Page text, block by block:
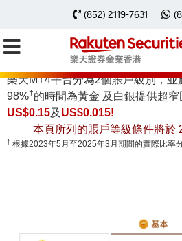
(852) 2119-7631
樂天MT4平台分為2個賬戶級別，
98%†的時間為黃金 及白銀提供超
US$0.15及 US$0.015!
本頁所列的賬戶等級條件將於
† 根據2023年5月至2025年3月期間的實際比率